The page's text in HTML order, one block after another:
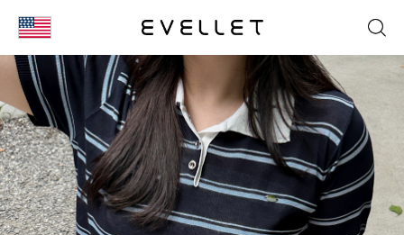
KOR
ENG
台湾
日本